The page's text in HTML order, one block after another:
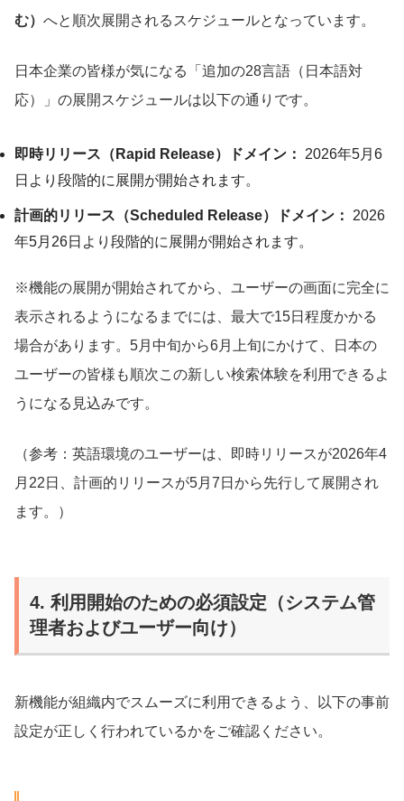
む） へと順次展開されるスケジュールとなっています。
日本企業の皆様が気になる「追加の28言語（日本語対
応）」の展開スケジュールは以下の通りです。
即時リリース（Rapid Release）ドメイン：
2026年5月6
日より段階的に展開が開始されます。
計画的リリース（Scheduled Release）ドメイン：
2026
年5月26日より段階的に展開が開始されます。
※機能の展開が開始されてから、ユーザーの画面に完全に
表示されるようになるまでには、最大で15日程度かかる
場合があります。5月中旬から6月上旬にかけて、日本の
ユーザーの皆様も順次この新しい検索体験を利用できるよ
うになる見込みです。
（参考：英語環境のユーザーは、即時リリースが2026年4
月22日、計画的リリースが5月7日から先行して展開され
ます。）
4. 利用開始のための必須設定（システム管
理者およびユーザー向け）
新機能が組織内でスムーズに利用できるよう、以下の事前
設定が正しく行われているかをご確認ください。